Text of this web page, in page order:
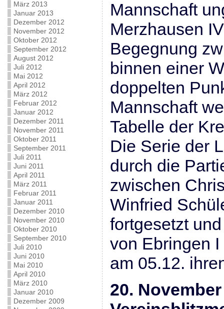
März 2013
Januar 2013
Dezember 2012
November 2012
Oktober 2012
September 2012
August 2012
Juli 2012
Mai 2012
April 2012
März 2012
Februar 2012
Januar 2012
Dezember 2011
November 2011
Oktober 2011
September 2011
Juli 2011
Juni 2011
April 2011
März 2011
Februar 2011
Januar 2011
Dezember 2010
November 2010
Oktober 2010
September 2010
Juli 2010
Juni 2010
Mai 2010
April 2010
März 2010
Januar 2010
Dezember 2009
Mannschaft
Merzhausen
Begegnung
binnen einer
doppelten
Mannschaft
Tabelle der
Die Serie der
durch die
zwischen
Winfried
fortgesetzt
von Ebringen
am 05.12.
20.